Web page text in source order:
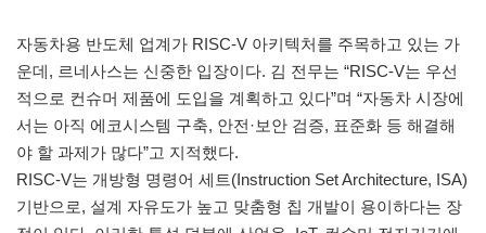
자동차용 반도체 업계가 RISC-V 아키텍처를 주목하고 있는 가
운데, 르네사스는 신중한 입장이다. 김 전무는 “RISC-V는 우선
적으로 컨슈머 제품에 도입을 계획하고 있다”며 “자동차 시장에
서는 아직 에코시스템 구축, 안전·보안 검증, 표준화 등 해결해
야 할 과제가 많다”고 지적했다.
RISC-V는 개방형 명령어 세트(Instruction Set Architecture, ISA)
기반으로, 설계 자유도가 높고 맞춤형 칩 개발이 용이하다는 장